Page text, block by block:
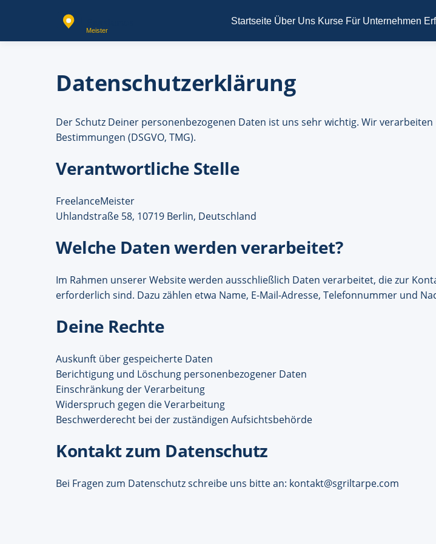
Startseite Über Uns Kurse Für Unternehmen
Datenschutzerklärung
Der Schutz Deiner personenbezogenen Daten ist uns sehr wichtig. Wir
Bestimmungen (DSGVO, TMG).
Verantwortliche Stelle
FreelanceMeister
Uhlandstraße 58, 10719 Berlin, Deutschland
Welche Daten werden verarbeitet?
Im Rahmen unserer Website werden ausschließlich Daten verarbeitet, die zur
erforderlich sind. Dazu zählen etwa Name, E-Mail-Adresse, Telefonnummer und
Deine Rechte
Auskunft über gespeicherte Daten
Berichtigung und Löschung personenbezogener Daten
Einschränkung der Verarbeitung
Widerspruch gegen die Verarbeitung
Beschwerderecht bei der zuständigen Aufsichtsbehörde
Kontakt zum Datenschutz
Bei Fragen zum Datenschutz schreibe uns bitte an: kontakt@sgriltarpe.com